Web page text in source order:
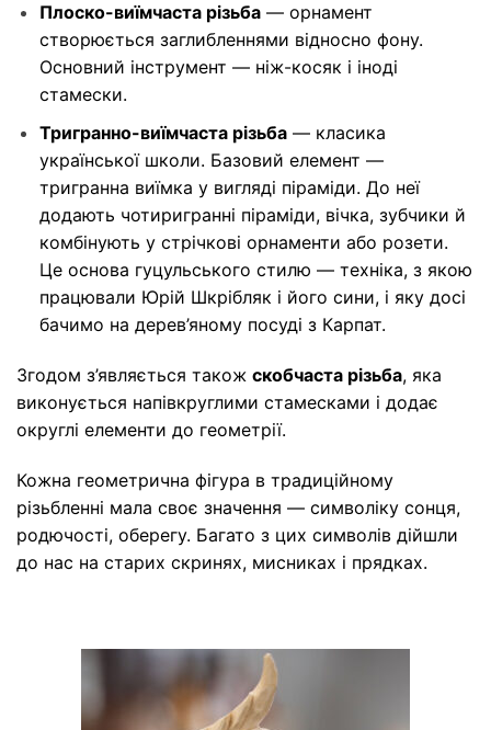
Плоско-виїмчаста різьба— орнамент
створюється заглибленнями відносно фону.
Основний інструмент — ніж-косяк і іноді
стамески.
Тригранно-виїмчаста різьба— класика
української школи. Базовий елемент —
тригранна виїмка у вигляді піраміди. До неї
додають чотиригранні піраміди, вічка, зубчики й
комбінують у стрічкові орнаменти або розети.
Це основа гуцульського стилю — техніка, з якою
працювали Юрій Шкрібляк і його сини, і яку досі
бачимо на дерев’яному посуді з Карпат.
Згодом з’являється також скобчаста різьба, яка
виконується напівкруглими стамесками і додає
округлі елементи до геометрії.
Кожна геометрична фігура в традиційному
різьбленні мала своє значення — символіку сонця,
родючості, оберегу. Багато з цих символів дійшли
до нас на старих скринях, мисниках і прядках.